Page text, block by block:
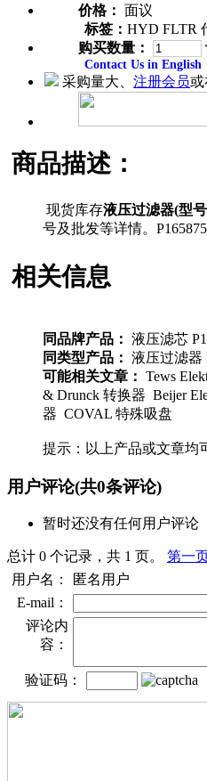
价格： 面议
标签： HYD FLTR
购买数量：
Contact Us in English
采购量大、 注册会员或
商品描述：
现货库存液压过滤器(型
号及批发等详情。
相关信息
同品牌产品： 液压滤芯
同类型产品： 液压过滤器
可能相关文章： Tews
& Drunck 转换器 Beijer
器 COVAL 特殊吸盘
提示：以上产品或文章均
用户评论(共0条评论)
暂时还没有任何用户评论
总计 0 个记录，共 1 页。 第一
用户名：
匿名用户
E-mail：
评论内
容：
验证码：